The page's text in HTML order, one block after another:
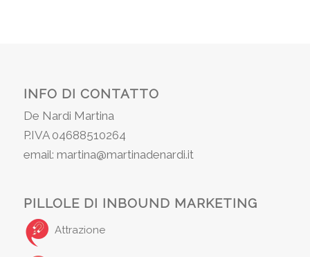
INFO DI CONTATTO
De Nardi Martina
P.IVA 04688510264
email: martina@martinadenardi.it
PILLOLE DI INBOUND MARKETING
Attrazione